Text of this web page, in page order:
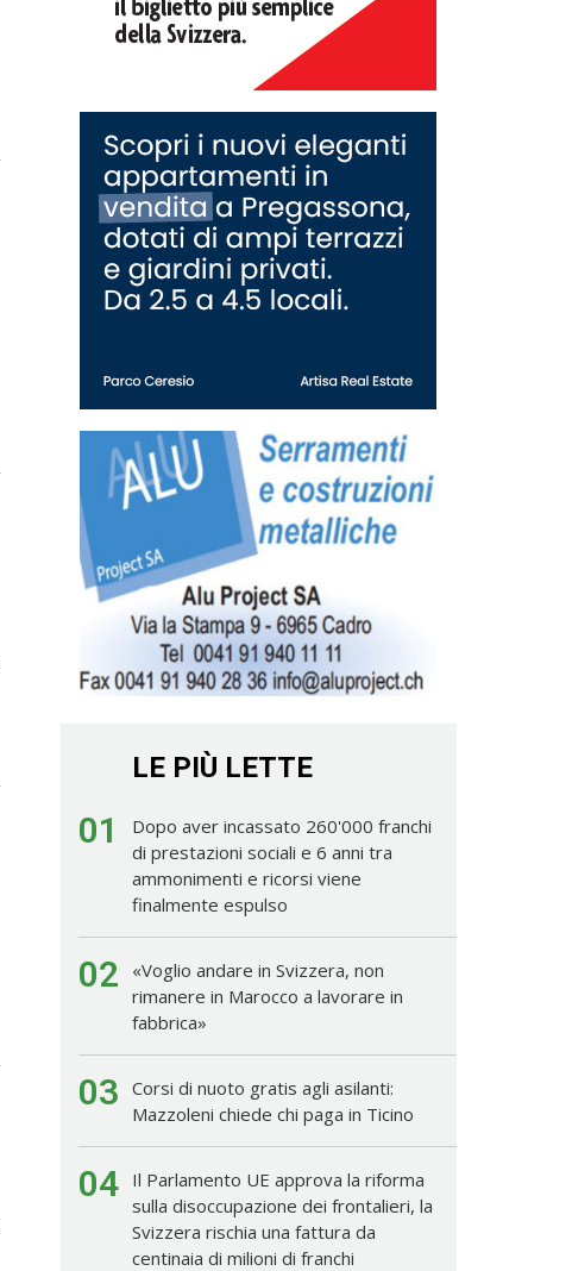
LE PIÙ LETTE
01
Dopo aver incassato 260'000 franchi
di prestazioni sociali e 6 anni tra
ammonimenti e ricorsi viene
finalmente espulso
02
«Voglio andare in Svizzera, non
rimanere in Marocco a lavorare in
fabbrica»
03 Corsi di nuoto gratis agli asilanti:
Mazzoleni chiede chi paga in Ticino
04
Il Parlamento UE approva la riforma
sulla disoccupazione dei frontalieri, la
Svizzera rischia una fattura da
centinaia di milioni di franchi